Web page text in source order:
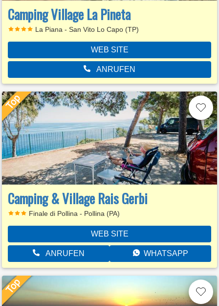
Camping Village La Pineta
La Piana - San Vito Lo Capo (TP)
WEB SITE
ANRUFEN
Camping & Village Rais Gerbi
Finale di Pollina - Pollina (PA)
WEB SITE
ANRUFEN WHATSAPP